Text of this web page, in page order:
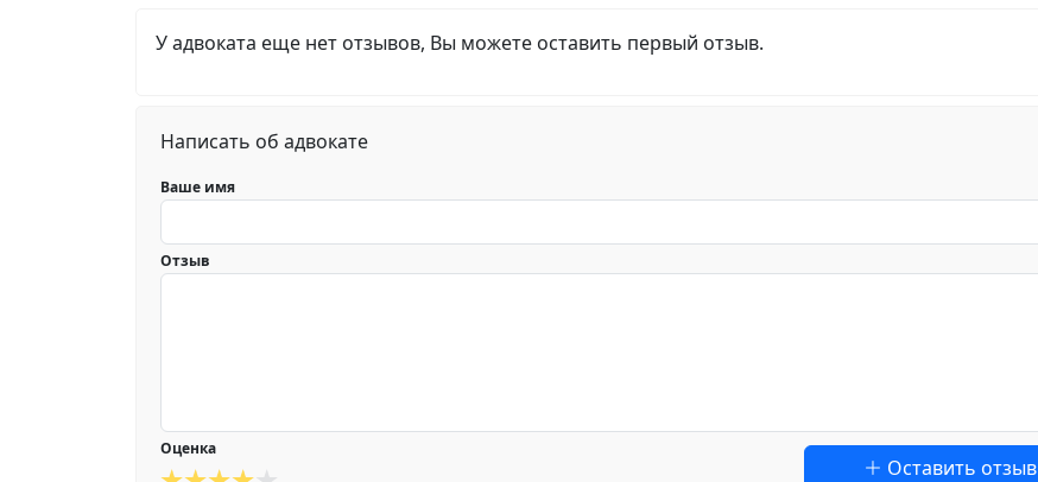
У адвоката еще нет отзывов, Вы можете оставить первый отзыв.
Написать об адвокате
Ваше имя
Отзыв
Оценка
Оставить отзыв